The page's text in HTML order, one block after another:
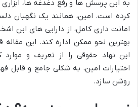
به این پرسش ها و رفع دغدغه ها،
کرده است. امین، همانند یک نگهبان
امانت داری کامل، از دارایی های این
بهترین نحو ممکن اداره کند. این
این نهاد حقوقی را از تعریف و موارد
اختیارات امین، به شکلی جامع و قابل
روشن سازد.